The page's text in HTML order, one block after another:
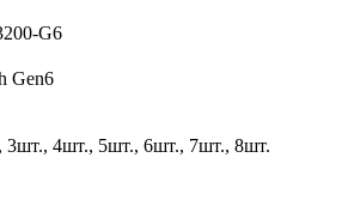
G6
Gen6
3шт., 4шт., 5шт., 6шт., 7шт., 8шт.